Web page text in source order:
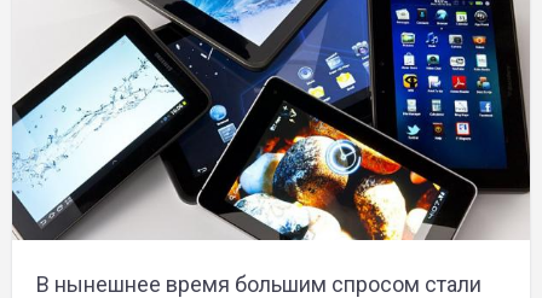
В нынешнее время большим спросом стали